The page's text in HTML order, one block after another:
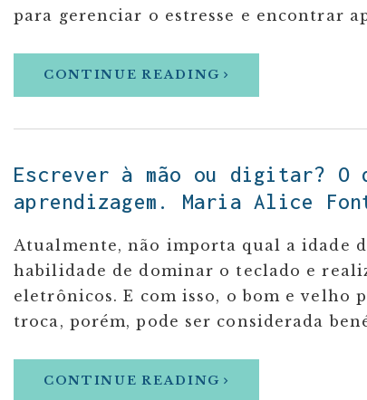
para gerenciar o estresse e encontrar
CONTINUE READING
Escrever à mão ou digitar? O
aprendizagem. Maria Alice
Atualmente, não importa qual a idade
habilidade de dominar o teclado e
eletrônicos. E com isso, o bom e velho
troca, porém, pode ser considerada
CONTINUE READING